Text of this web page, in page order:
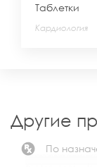
Таблетки
Кардиология
Другие
По